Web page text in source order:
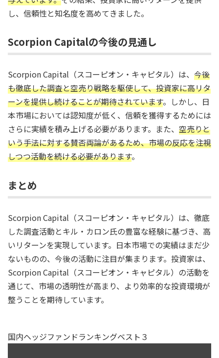
し、信頼性と知名度を高めてきました。
Scorpion Capitalの今後の見通し
Scorpion Capital（スコーピオン・キャピタル）は、 今後
も徹底した調査と空売り戦略を駆使して、投資家に高リタ
ーンを提供し続けることが期待されています。しかし、日
本市場においては認知度が低く、信頼を獲得するためには
さらに実績を積み上げる必要があります。また、 空売りと
いう手法に対する賛否両論があるため、市場の反応を注視
しつつ活動を続ける必要があります。
まとめ
Scorpion Capital（スコーピオン・キャピタル）は、徹底
した調査活動とキル・カロン氏の豊富な経験に基づき、高
いリターンを実現しています。日本市場での実績はまだ少
ないものの、今後の活動に注目が集まります。投資家は、
Scorpion Capital（スコーピオン・キャピタル）の活動を
通じて、市場の透明性が高まり、より効率的な投資環境が
整うことを期待しています。
国内ヘッジファンドランキングベスト３